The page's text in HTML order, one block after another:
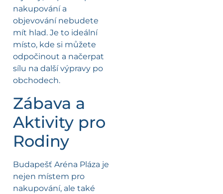
nakupování a
objevování nebudete
mít hlad. Je to ideální
místo, kde si můžete
odpočinout a načerpat
sílu na další výpravy po
obchodech.
Zábava a
Aktivity pro
Rodiny
Budapešť Aréna Pláza je
nejen místem pro
nakupování, ale také